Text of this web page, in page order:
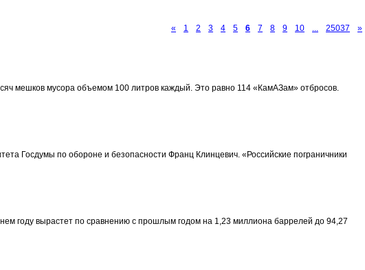
« 1 2 3 4 5 6 7 8 9 10 ... 25037 »
мешков мусора объемом 100 литров каждый. Это равно 114 «КамАЗам» отбросов.
Госдумы по обороне и безопасности Франц Клинцевич. «Российские пограничники
году вырастет по сравнению с прошлым годом на 1,23 миллиона баррелей до 94,27